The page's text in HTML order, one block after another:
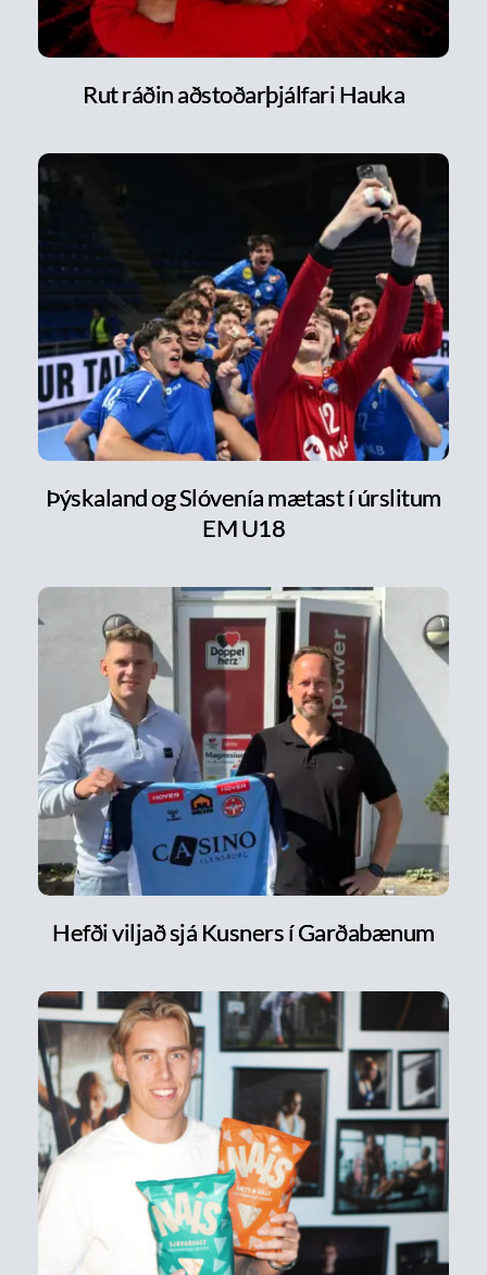
Rut ráðin aðstoðarþjálfari Hauka
Þýskaland og Slóvenía mætast í úrslitum
EM U18
Hefði viljað sjá Kusners í Garðabænum